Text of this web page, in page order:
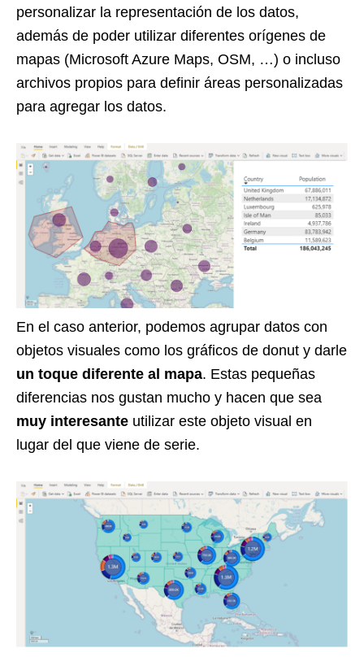
personalizar la representación de los datos,
además de poder utilizar diferentes orígenes de
mapas (Microsoft Azure Maps, OSM, …) o incluso
archivos propios para definir áreas personalizadas
para agregar los datos.
En el caso anterior, podemos agrupar datos con
objetos visuales como los gráficos de donut y darle
un toque diferente al mapa. Estas pequeñas
diferencias nos gustan mucho y hacen que sea
muy interesante utilizar este objeto visual en
lugar del que viene de serie.